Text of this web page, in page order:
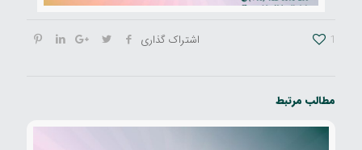
اشتراک گذاری 1
مطالب مرتبط